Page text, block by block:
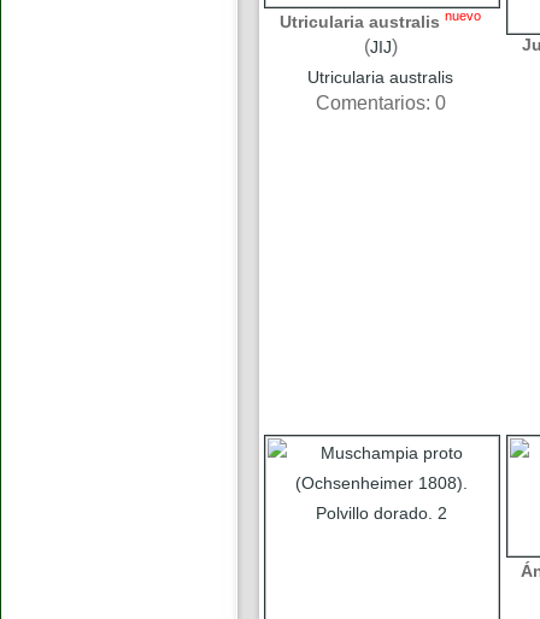
Utricularia australis nuevo
(JIJ)
Utricularia australis
Comentarios: 0